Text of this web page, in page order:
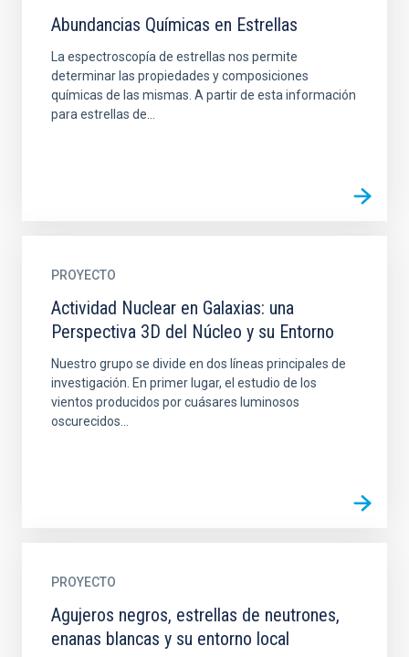
Abundancias Químicas en Estrellas
La espectroscopía de estrellas nos permite
determinar las propiedades y composiciones
químicas de las mismas. A partir de esta información
para estrellas de...
PROYECTO
Actividad Nuclear en Galaxias: una
Perspectiva 3D del Núcleo y su Entorno
Nuestro grupo se divide en dos líneas principales de
investigación. En primer lugar, el estudio de los
vientos producidos por cuásares luminosos
oscurecidos...
PROYECTO
Agujeros negros, estrellas de neutrones,
enanas blancas y su entorno local